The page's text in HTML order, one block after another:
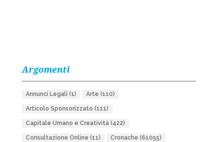
Argomenti
Annunci Legali (1) Arte (110)
Articolo Sponsorizzato (111)
Capitale Umano e Creatività(422)
Consultazione Online (11) Cronache (61055)